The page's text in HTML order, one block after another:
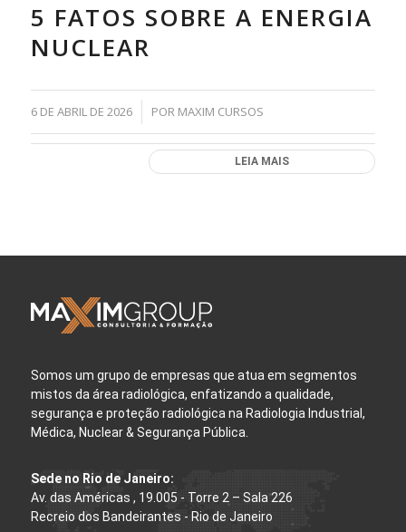
5 FATOS SOBRE A ENERGIA
NUCLEAR
6 DE ABRIL DE 2026
/ POR MAXIM CURSOS
LEIA MAIS
Somos um grupo de empresas que atua em segmentos
mistos da área radiológica, enfatizando a qualidade,
segurança e proteção radiológica na Radiologia Industrial,
Médica, Nuclear & Segurança Pública.
Sede no Rio de Janeiro:
Av. das Américas , 19.005 - Torre 2 – Sala 226
Recreio dos Bandeirantes - Rio de Janeiro